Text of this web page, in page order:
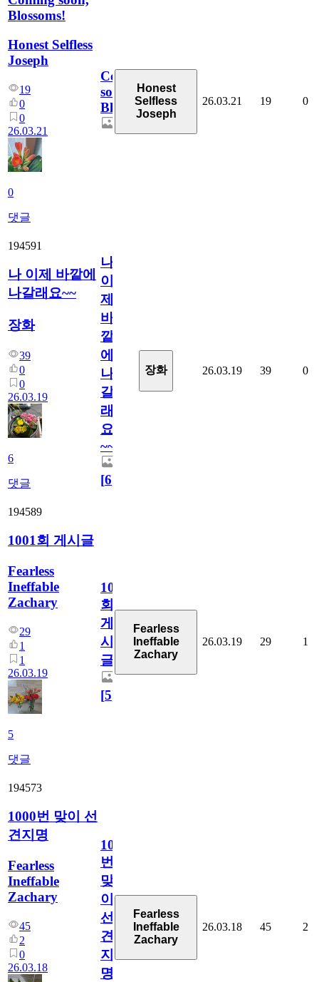
Blossoms!
Honest Selfless
Joseph
19
0
0
26.03.21
0
댓글
Coming
soon,
Blossoms!
Honest
Selfless
Joseph
26.03.21 19 0
194591
나 이제 바깥에
나갈래요~~
장화
39
0
0
26.03.19
6
댓글
나
이
제
바
깥
에
나
갈
래
요
~~
[6]
장화 26.03.19 39 0
194589
1001회 게시글
Fearless
Ineffable
Zachary
29
1
1
26.03.19
5
댓글
1001
회
게
시
글
[5]
Fearless
Ineffable
Zachary
26.03.19 29 1
194573
1000번 맞이 선
견지명
Fearless
Ineffable
Zachary
45
2
0
26.03.18
1000
번
맞
이
선
견
지
명
Fearless
Ineffable
Zachary
26.03.18 45 2